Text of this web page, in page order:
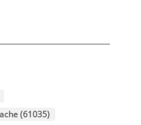
(61035)